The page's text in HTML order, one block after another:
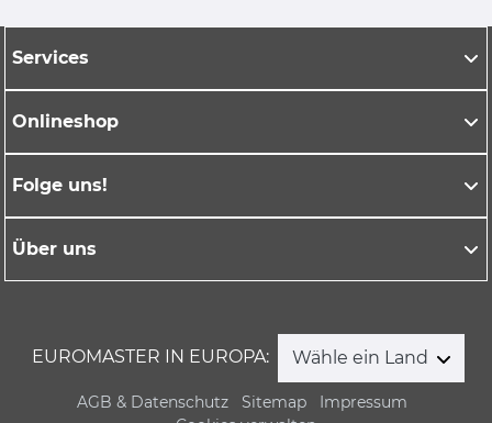
Services
Onlineshop
Folge uns!
Über uns
EUROMASTER IN EUROPA: Wähle ein Land
AGB & Datenschutz Sitemap
Impressum